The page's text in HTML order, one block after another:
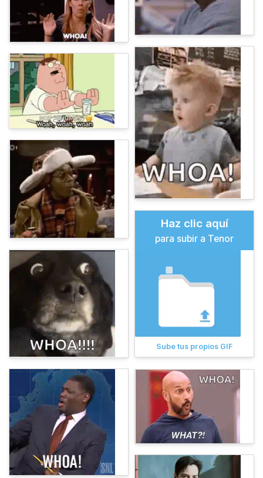
Haz clic aquí
para subir a Tenor
Sube tus propios GIF